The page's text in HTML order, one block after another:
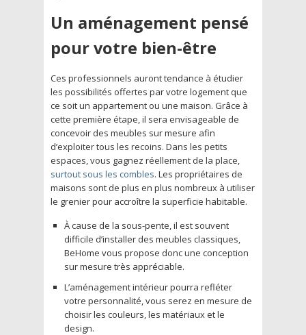
Un aménagement pensé
pour votre bien-être
Ces professionnels auront tendance à étudier
les possibilités offertes par votre logement que
ce soit un appartement ou une maison. Grâce à
cette première étape, il sera envisageable de
concevoir des meubles sur mesure afin
d’exploiter tous les recoins. Dans les petits
espaces, vous gagnez réellement de la place,
surtout sous les combles. Les propriétaires de
maisons sont de plus en plus nombreux à utiliser
le grenier pour accroître la superficie habitable.
À cause de la sous-pente, il est souvent
difficile d’installer des meubles classiques,
BeHome vous propose donc une conception
sur mesure très appréciable.
L’aménagement intérieur pourra refléter
votre personnalité, vous serez en mesure de
choisir les couleurs, les matériaux et le
design.